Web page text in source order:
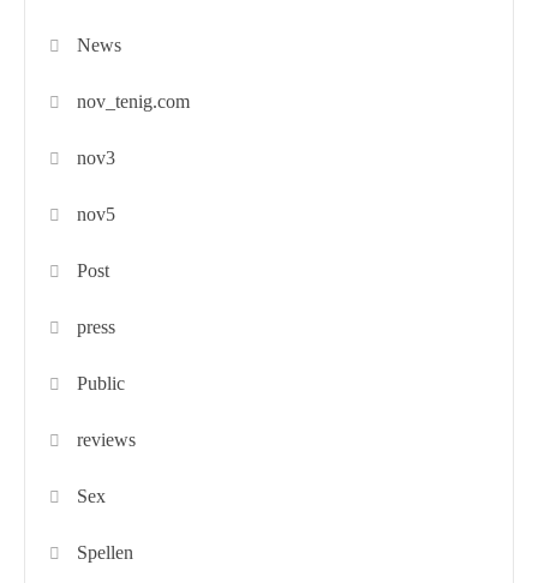
News
nov_tenig.com
nov3
nov5
Post
press
Public
reviews
Sex
Spellen